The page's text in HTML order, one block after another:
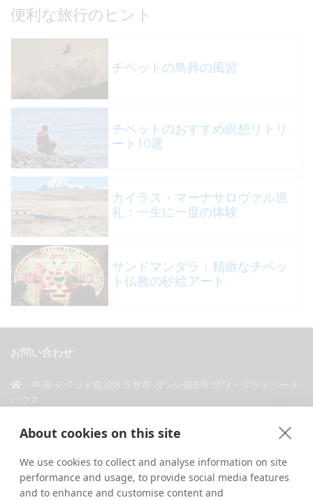
About cookies on this site
We use cookies to collect and analyse information on site
performance and usage, to provide social media features
and to enhance and customise content and
便利な旅行のヒント
チベットの鳥葬の風習
チベットのおすすめ瞑想リトリ
ート10選
カイラス・マーナサロヴァル巡
礼：一生に一度の体験
サンドマンダラ：精緻なチベッ
ト仏教の砂絵アート
お問い合わせ
私たちとつながる